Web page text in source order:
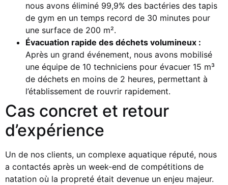
nous avons éliminé 99,9% des bactéries des tapis
de gym en un temps record de 30 minutes pour
une surface de 200 m².
Évacuation rapide des déchets volumineux :
Après un grand événement, nous avons mobilisé
une équipe de 10 techniciens pour évacuer 15 m³
de déchets en moins de 2 heures, permettant à
l’établissement de rouvrir rapidement.
Cas concret et retour
d’expérience
Un de nos clients, un complexe aquatique réputé, nous
a contactés après un week-end de compétitions de
natation où la propreté était devenue un enjeu majeur.